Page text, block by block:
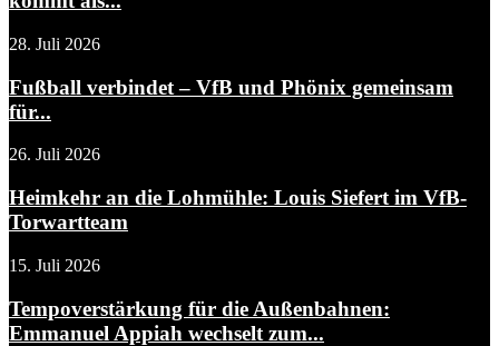
28. Juli 2026
Fußball verbindet – VfB und Phönix gemeinsam
für...
26. Juli 2026
Heimkehr an die Lohmühle: Louis Siefert im VfB-
Torwartteam
15. Juli 2026
Tempoverstärkung für die Außenbahnen:
Emmanuel Appiah wechselt zum...